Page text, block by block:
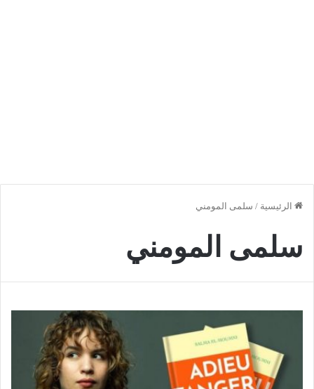
الرئيسية / سلمى المومني
سلمى المومني